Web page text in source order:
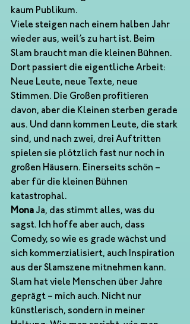
kaum Publikum.
Viele steigen nach einem halben Jahr
wieder aus, weil’s zu hart ist. Beim
Slam braucht man die kleinen Bühnen.
Dort passiert die eigentliche Arbeit:
Neue Leute, neue Texte, neue
Stimmen. Die Großen profitieren
davon, aber die Kleinen sterben gerade
aus. Und dann kommen Leute, die stark
sind, und nach zwei, drei Auftritten
spielen sie plötzlich fast nur noch in
großen Häusern. Einerseits schön –
aber für die kleinen Bühnen
katastrophal.
Mona Ja, das stimmt alles, was du
sagst. Ich hoffe aber auch, dass
Comedy, so wie es grade wächst und
sich kommerzialisiert, auch Inspiration
aus der Slamszene mitnehmen kann.
Slam hat viele Menschen über Jahre
geprägt – mich auch. Nicht nur
künstlerisch, sondern in meiner